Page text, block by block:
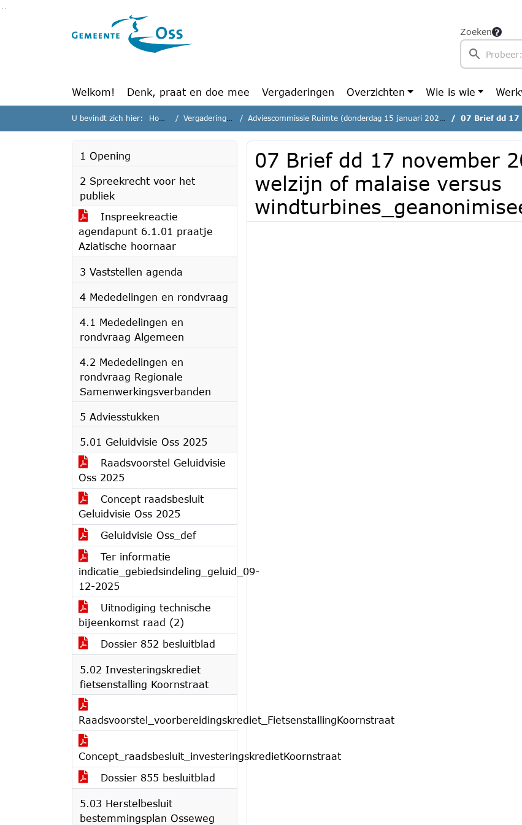
Ga naar de inhoud van deze pagina
Zoeken
Welkom! Denk, praat en doe mee Vergaderingen Overzichten Wie is wie
U bevindt zich hier: Home Vergaderingen Adviescommissie Ruimte (donderdag 15 januari 2026) 07 Brief dd 17 november
1 Opening
2 Spreekrecht voor het
publiek
Inspreekreactie
agendapunt 6.1.01 praatje
Aziatische hoornaar
3 Vaststellen agenda
4 Mededelingen en rondvraag
4.1 Mededelingen en
rondvraag Algemeen
4.2 Mededelingen en
rondvraag Regionale
Samenwerkingsverbanden
5 Adviesstukken
5.01 Geluidvisie Oss 2025
Raadsvoorstel Geluidvisie
Oss 2025
Concept raadsbesluit
Geluidvisie Oss 2025
Geluidvisie Oss_def
Ter informatie
indicatie_gebiedsindeling_geluid_09-
12-2025
Uitnodiging technische
bijeenkomst raad (2)
Dossier 852 besluitblad
5.02 Investeringskrediet
fietsenstalling Koornstraat
Raadsvoorstel_voorbereidingskrediet_FietsenstallingKoornstraat
Concept_raadsbesluit_investeringskredietKoornstraat
Dossier 855 besluitblad
5.03 Herstelbesluit
bestemmingsplan Osseweg
07 Brief dd 17 november
welzijn of malaise versus